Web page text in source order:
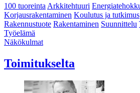
100 tuoreintaArkkitehtuuri
Korjausrakentaminen Koulutus ja tutkimus
Rakennustuote Rakentaminen Suunnittelu
Työelämä
Näkökulmat
Toimitukselta